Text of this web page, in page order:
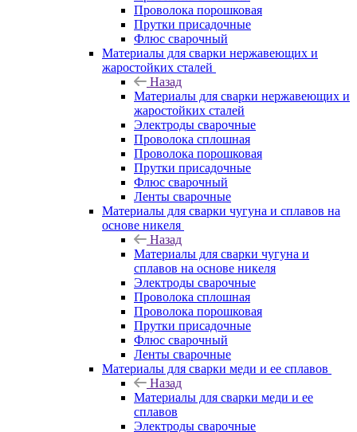
Проволока порошковая
Прутки присадочные
Флюс сварочный
Материалы для сварки нержавеющих и
жаростойких сталей
Назад
Материалы для сварки нержавеющих и
жаростойких сталей
Электроды сварочные
Проволока сплошная
Проволока порошковая
Прутки присадочные
Флюс сварочный
Ленты сварочные
Материалы для сварки чугуна и сплавов на
основе никеля
Назад
Материалы для сварки чугуна и
сплавов на основе никеля
Электроды сварочные
Проволока сплошная
Проволока порошковая
Прутки присадочные
Флюс сварочный
Ленты сварочные
Материалы для сварки меди и ее сплавов
Назад
Материалы для сварки меди и ее
сплавов
Электроды сварочные